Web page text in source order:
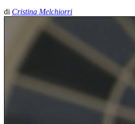
di Cristina Melchiorri